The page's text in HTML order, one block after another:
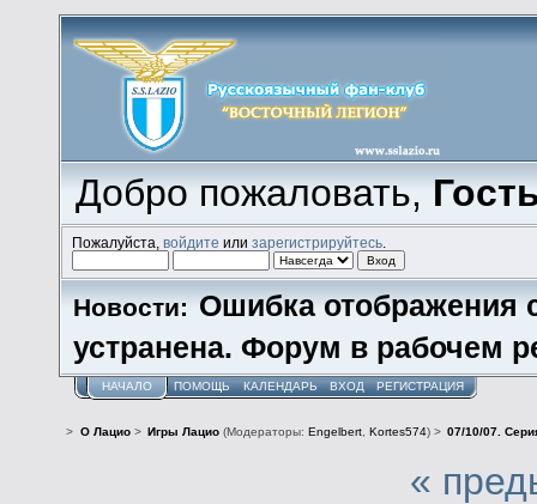
Добро пожаловать,
Пожалуйста,войдите илизарегистрируйтесь
Новости: Ошибка отображения
устранена. Форум в рабочем
НАЧАЛО ПОМОЩЬ КАЛЕНДАРЬ ВХОД РЕГИСТРАЦИЯ
> О Лацио> Игры Лацио(Модераторы: Engelbert, Kortes574) > 07/10/07.
«